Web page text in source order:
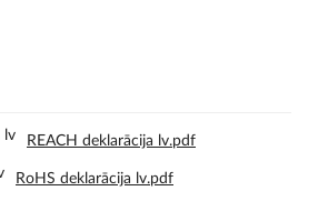
REACH deklarācija lv.pdf
RoHS deklarācija lv.pdf